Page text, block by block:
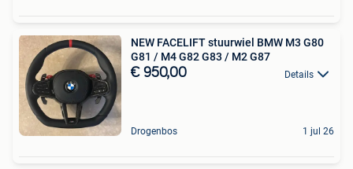
NEW FACELIFT stuurwiel BMW M3 G80
G81 / M4 G82 G83 / M2 G87
€ 950,00 Details
Drogenbos 1 jul 26